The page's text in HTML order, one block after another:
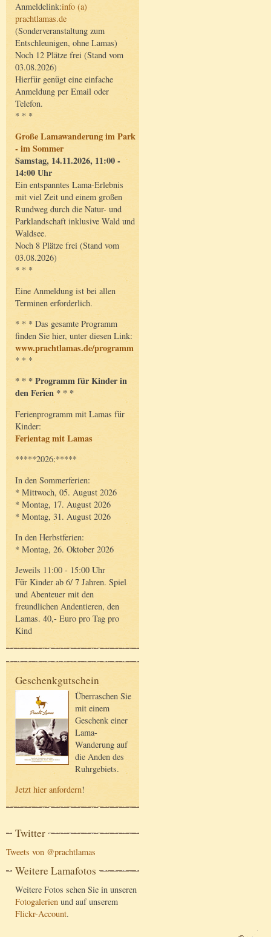
Anmeldelink:info (a)
prachtlamas.de
(Sonderveranstaltung zum
Entschleunigen, ohne Lamas)
Noch 12 Plätze frei (Stand vom
03.08.2026)
Hierfür genügt eine einfache
Anmeldung per Email oder
Telefon.
* * *
Große Lamawanderung im Park
- im Sommer
Samstag, 14.11.2026, 11:00 -
14:00 Uhr
Ein entspanntes Lama-Erlebnis
mit viel Zeit und einem großen
Rundweg durch die Natur- und
Parklandschaft inklusive Wald und
Waldsee.
Noch 8 Plätze frei (Stand vom
03.08.2026)
* * *
Eine Anmeldung ist bei allen
Terminen erforderlich.
* * * Das gesamte Programm
finden Sie hier, unter diesen Link:
www.prachtlamas.de/programm
* * *
* * * Programm für Kinder in
den Ferien * * *
Ferienprogramm mit Lamas für
Kinder:
Ferientag mit Lamas
*****2026:*****
In den Sommerferien:
* Mittwoch, 05. August 2026
* Montag, 17. August 2026
* Montag, 31. August 2026
In den Herbstferien:
* Montag, 26. Oktober 2026
Jeweils 11:00 - 15:00 Uhr
Für Kinder ab 6/ 7 Jahren. Spiel
und Abenteuer mit den
freundlichen Andentieren, den
Lamas. 40,- Euro pro Tag pro
Kind
Geschenkgutschein
Überraschen Sie
mit einem
Geschenk einer
Lama-
Wanderung auf
die Anden des
Ruhrgebiets.
Jetzt hier anfordern!
Twitter
Tweets von @prachtlamas
Weitere Lamafotos
Weitere Fotos sehen Sie in unseren
Fotogalerien und auf unserem
Flickr-Account.